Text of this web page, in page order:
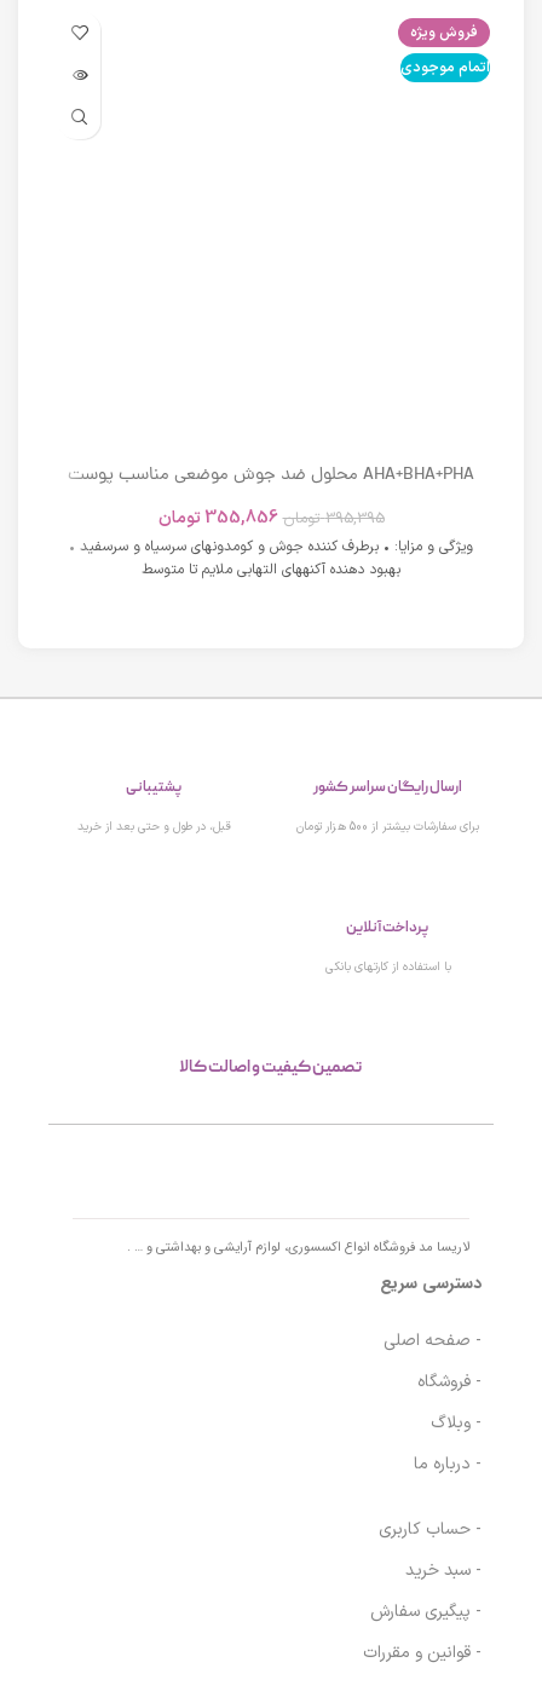
فروش ویژه
اتمام موجودی
AHA+BHA+PHA محلول ضد جوش موضعی مناسب پوست
395,395 تومان 355,856 تومان
ویژگی و مزایا: • برطرف کننده جوش و کومدونهای سرسیاه و سرسفید •
بهبود دهنده آکنههای التهابی ملایم تا متوسط
ارسال رایگان سراسر کشور
برای سفارشات بیشتر از 500 هزار تومان
پشتیبانی
قبل، در طول و حتی بعد از خرید
پرداخت آنلاین
با استفاده از کارتهای بانکی
تصمین کیفیت و اصالت کالا
لاریسا مد فروشگاه انواع اکسسوری، لوازم آرایشی و بهداشتی و … .
دسترسی سریع
- صفحه اصلی
- فروشگاه
- وبلاگ
- درباره ما
- حساب کاربری
- سبد خرید
- پیگیری سفارش
- قوانین و مقررات